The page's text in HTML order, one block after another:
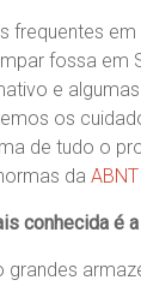
frequentes
fossa em
e
os
de tudo o
da
conhecida é
grandes